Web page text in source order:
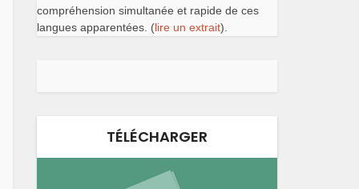
compréhension simultanée et rapide de ces
langues apparentées. (lire un extrait).
TÉLÉCHARGER